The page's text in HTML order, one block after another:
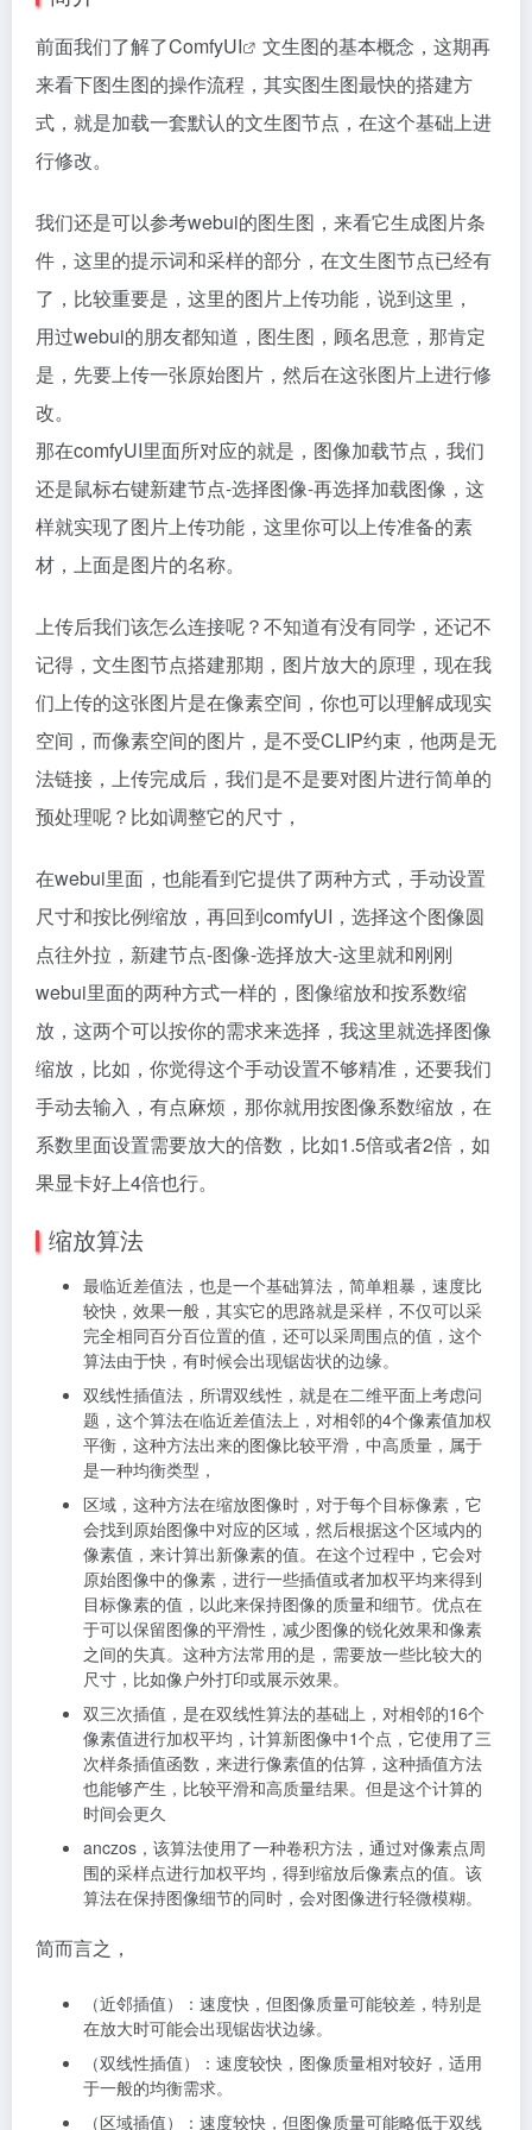
前面我们了解了ComfyUI
文生图的基本概念，这期再
来看下图生图的操作流程，其实图生图最快的搭建方
式，就是加载一套默认的文生图节点，在这个基础上进
行修改。
我们还是可以参考webui的图生图，来看它生成图片条
件，这里的提示词和采样的部分，在文生图节点已经有
了，比较重要是，这里的图片上传功能，说到这里，
用过webui的朋友都知道，图生图，顾名思意，那肯定
是，先要上传一张原始图片，然后在这张图片上进行修
改。
那在comfyUI里面所对应的就是，图像加载节点，我们
还是鼠标右键新建节点-选择图像-再选择加载图像，这
样就实现了图片上传功能，这里你可以上传准备的素
材，上面是图片的名称。
上传后我们该怎么连接呢？不知道有没有同学，还记不
记得，文生图节点搭建那期，图片放大的原理，现在我
们上传的这张图片是在像素空间，你也可以理解成现实
空间，而像素空间的图片，是不受CLIP约束，他两是无
法链接，上传完成后，我们是不是要对图片进行简单的
预处理呢？比如调整它的尺寸，
在webui里面，也能看到它提供了两种方式，手动设置
尺寸和按比例缩放，再回到comfyUI，选择这个图像圆
点往外拉，新建节点-图像-选择放大-这里就和刚刚
webui里面的两种方式一样的，图像缩放和按系数缩
放，这两个可以按你的需求来选择，我这里就选择图像
缩放，比如，你觉得这个手动设置不够精准，还要我们
手动去输入，有点麻烦，那你就用按图像系数缩放，在
系数里面设置需要放大的倍数，比如1.5倍或者2倍，如
果显卡好上4倍也行。
缩放算法
最临近差值法，也是一个基础算法，简单粗暴，速度比
较快，效果一般，其实它的思路就是采样，不仅可以采
完全相同百分百位置的值，还可以采周围点的值，这个
算法由于快，有时候会出现锯齿状的边缘。
双线性插值法，所谓双线性，就是在二维平面上考虑问
题，这个算法在临近差值法上，对相邻的4个像素值加权
平衡，这种方法出来的图像比较平滑，中高质量，属于
是一种均衡类型，
区域，这种方法在缩放图像时，对于每个目标像素，它
会找到原始图像中对应的区域，然后根据这个区域内的
像素值，来计算出新像素的值。在这个过程中，它会对
原始图像中的像素，进行一些插值或者加权平均来得到
目标像素的值，以此来保持图像的质量和细节。优点在
于可以保留图像的平滑性，减少图像的锐化效果和像素
之间的失真。这种方法常用的是，需要放一些比较大的
尺寸，比如像户外打印或展示效果。
双三次插值，是在双线性算法的基础上，对相邻的16个
像素值进行加权平均，计算新图像中1个点，它使用了三
次样条插值函数，来进行像素值的估算，这种插值方法
也能够产生，比较平滑和高质量结果。但是这个计算的
时间会更久
anczos，该算法使用了一种卷积方法，通过对像素点周
围的采样点进行加权平均，得到缩放后像素点的值。该
算法在保持图像细节的同时，会对图像进行轻微模糊。
简而言之，
（近邻插值）：速度快，但图像质量可能较差，特别是
在放大时可能会出现锯齿状边缘。
（双线性插值）：速度较快，图像质量相对较好，适用
于一般的均衡需求。
（区域插值）：速度较快，但图像质量可能略低于双线